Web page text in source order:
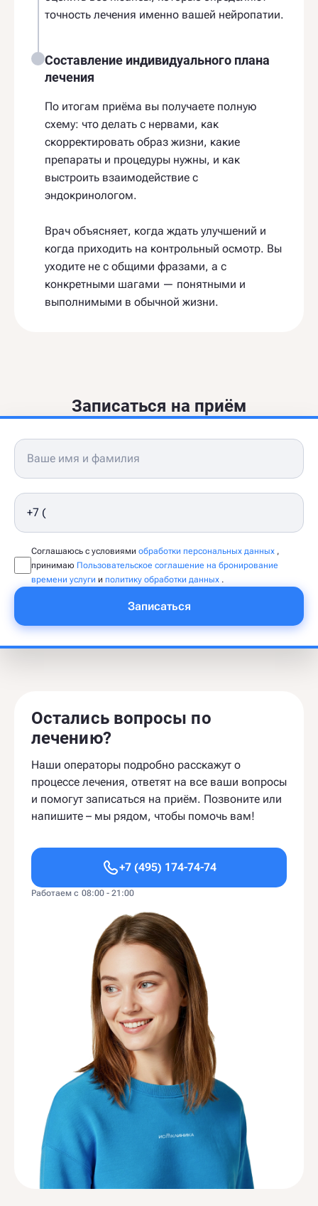
точность лечения именно вашей нейропатии.
Составление индивидуального плана
лечения
По итогам приёма вы получаете полную
схему: что делать с нервами, как
скорректировать образ жизни, какие
препараты и процедуры нужны, и как
выстроить взаимодействие с
эндокринологом.
Врач объясняет, когда ждать улучшений и
когда приходить на контрольный осмотр. Вы
уходите не с общими фразами, а с
конкретными шагами — понятными и
выполнимыми в обычной жизни.
Записаться на приём
Соглашаюсь с условиями обработки персональных данных ,
принимаю Пользовательское соглашение на бронирование
времени услуги и политику обработки данных .
Записаться
Остались вопросы по
лечению?
Наши операторы подробно расскажут о
процессе лечения, ответят на все ваши вопросы
и помогут записаться на приём. Позвоните или
напишите – мы рядом, чтобы помочь вам!
+7 (495) 174-74-74
Работаем с 08:00 - 21:00